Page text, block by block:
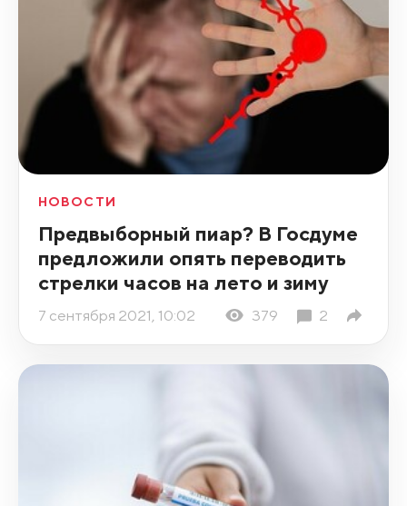
НОВОСТИ
Предвыборный пиар? В Госдуме
предложили опять переводить
стрелки часов на лето и зиму
7 сентября 2021, 10:02 379 2